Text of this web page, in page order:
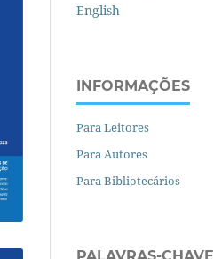
English
INFORMAÇÕES
Para Leitores
Para Autores
Para Bibliotecários